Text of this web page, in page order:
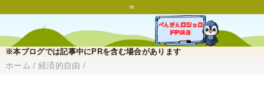
=
※本ブログでは記事中にPRを含む場合があります
ホーム / 経済的自由 /